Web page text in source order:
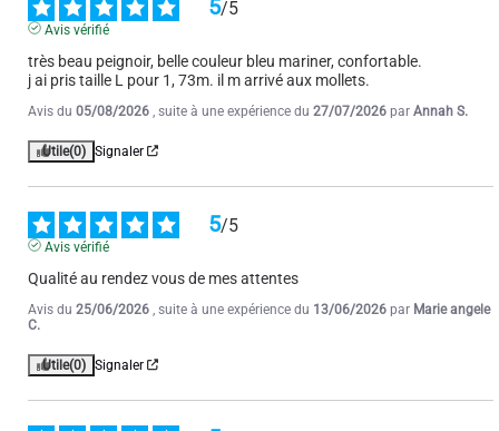
5/5
Avis vérifié
très beau peignoir, belle couleur bleu mariner, confortable.
j ai pris taille L pour 1, 73m. il m arrivé aux mollets.
Avis du 05/08/2026 , suite à une expérience du 27/07/2026 par Annah S.
Utile(0) Signaler
5/5
Avis vérifié
Qualité au rendez vous de mes attentes
Avis du 25/06/2026 , suite à une expérience du 13/06/2026 par Marie angele
C.
Utile(0) Signaler